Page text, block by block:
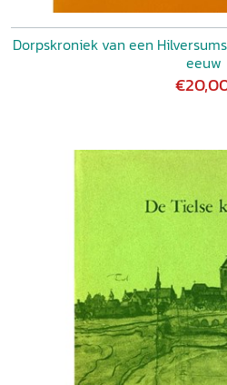
Dorpskroniek van een
eeuw